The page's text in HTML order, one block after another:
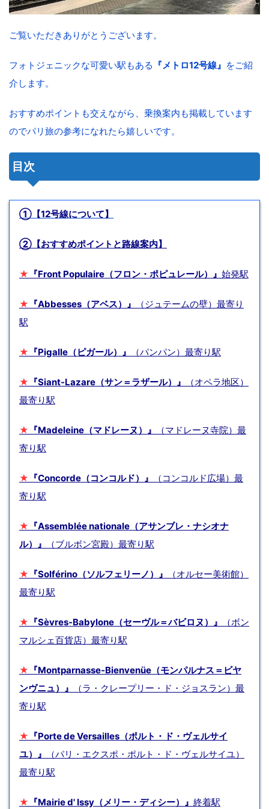
ご覧いただきありがとうございます。
フォトジェニックな可愛い駅もある 『メトロ12号線』 をご紹
介します。
おすすめポイントも交えながら、乗換案内も掲載しています
のでパリ旅の参考になれたら嬉しいです。
目次
①【12号線について】
②【おすすめポイントと路線案内】
★ 『Front Populaire（フロン・ポピュレール）』 始発駅
★ 『Abbesses（アベス）』
（ジュテームの壁）最寄り
駅
★ 『Pigalle（ピガール）』 （パンパン）最寄り駅
★ 『Siant-Lazare（サン＝ラザール）』
（オペラ地区）
最寄り駅
★ 『Madeleine（マドレーヌ）』
（マドレーヌ寺院）最
寄り駅
★ 『Concorde（コンコルド）』
（コンコルド広場）最
寄り駅
★ 『Assemblée nationale（アサンブレ・ナシオナ
ル）』
（ブルボン宮殿）最寄り駅
★ 『Solférino（ソルフェリーノ）』
（オルセー美術館）
最寄り駅
★ 『Sèvres-Babylone（セーヴル＝バビロヌ）』
（ボン
マルシェ百貨店）最寄り駅
★ 『Montparnasse-Bienvenüe（モンパルナス＝ビヤ
ンヴニュ）』
（ラ・クレープリー・ド・ジョスラン）最
寄り駅
★ 『Porte de Versailles（ポルト・ド・ヴェルサイ
ユ）』
（パリ・エクスポ・ポルト・ド・ヴェルサイユ）
最寄り駅
★ 『Mairie d' Issy（メリー・ディシー）』 終着駅